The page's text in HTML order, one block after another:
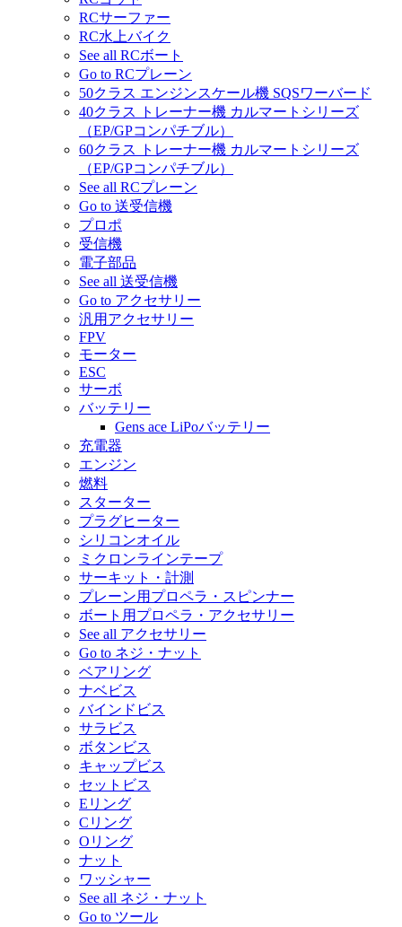
RCサーファー
RC水上バイク
See all RCボート
Go to RCプレーン
50クラス エンジンスケール機 SQSワーバード
40クラス トレーナー機 カルマートシリーズ
（EP/GPコンパチブル）
60クラス トレーナー機 カルマートシリーズ
（EP/GPコンパチブル）
See all RCプレーン
Go to 送受信機
プロポ
受信機
電子部品
See all 送受信機
Go to アクセサリー
汎用アクセサリー
FPV
モーター
ESC
サーボ
バッテリー
Gens ace LiPoバッテリー
充電器
エンジン
燃料
スターター
プラグヒーター
シリコンオイル
ミクロンラインテープ
サーキット・計測
プレーン用プロペラ・スピンナー
ボート用プロペラ・アクセサリー
See all アクセサリー
Go to ネジ・ナット
ベアリング
ナベビス
バインドビス
サラビス
ボタンビス
キャップビス
セットビス
Eリング
Cリング
Oリング
ナット
ワッシャー
See all ネジ・ナット
Go to ツール